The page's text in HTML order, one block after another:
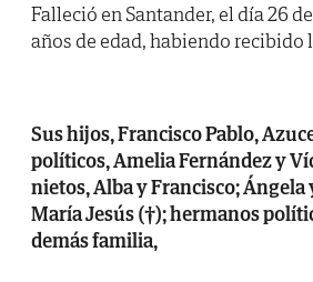
Falleció en Santander, el día 26
años de edad, habiendo recibido
Sus hijos, Francisco Pablo,
políticos, Amelia Fernández y
nietos, Alba y Francisco;
María Jesús (†); hermanos
demás familia,